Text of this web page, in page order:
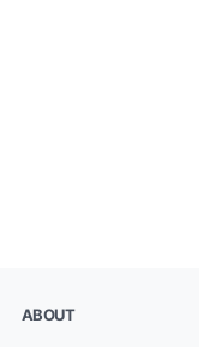
ABOUT